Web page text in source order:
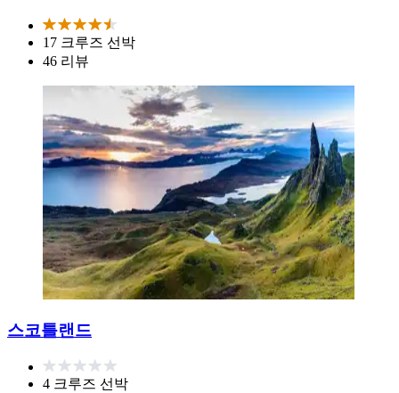
17 크루즈 선박
46 리뷰
스코틀랜드
4 크루즈 선박